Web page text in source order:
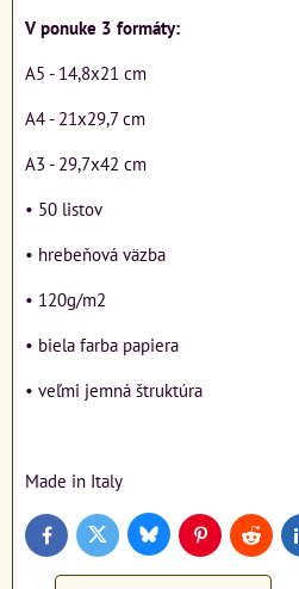
V ponuke 3 formáty:
A5 - 14,8x21 cm
A4 - 21x29,7 cm
A3 - 29,7x42 cm
• 50 listov
• hrebeňová väzba
• 120g/m2
• biela farba papiera
• veľmi jemná štruktúra
Made in Italy
FacebookTwitter BlueskyPinterestReddit